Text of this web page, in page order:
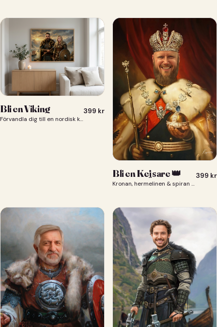
Bli en Viking
Förvandla dig till en nordisk krigare i ett episkt vikingaporträtt.
399 kr
Bli en Kejsare 👑
Kronan, hermelinen & spiran — du som kejsare 👑
399 kr